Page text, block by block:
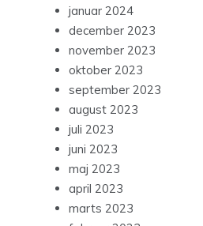
januar 2024
december 2023
november 2023
oktober 2023
september 2023
august 2023
juli 2023
juni 2023
maj 2023
april 2023
marts 2023